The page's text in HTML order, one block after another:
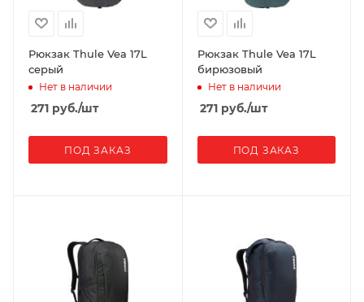
Рюкзак Thule Vea 17L
серый
Нет в наличии
271 руб./шт
ПОД ЗАКАЗ
Рюкзак Thule Vea 17L
бирюзовый
Нет в наличии
271руб./шт
ПОД ЗАКАЗ